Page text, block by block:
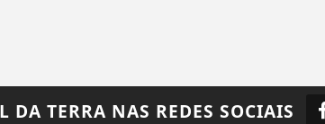
DA TERRA NAS REDES SOCIAIS